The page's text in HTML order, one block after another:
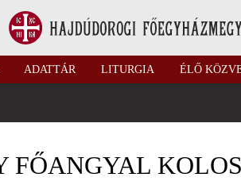
ADATTÁR LITURGIA ÉLŐ
FŐANGYAL